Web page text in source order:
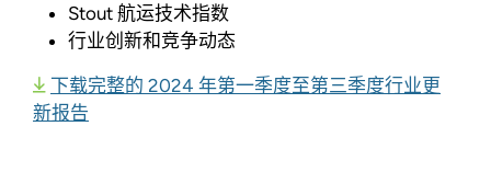
Stout 航运技术指数
行业创新和竞争动态
下载完整的 2024 年第一季度至第三季度行业更
新报告